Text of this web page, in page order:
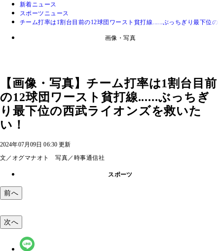
新着ニュース
スポーツニュース
チーム打率は1割台目前の12球団ワースト貧打線......ぶっちぎり最下位
画像・写真
【画像・写真】チーム打率は1割台目前
の12球団ワースト貧打線......ぶっちぎ
り最下位の西武ライオンズを救いた
い！
2024年07月09日 06:30 更新
文／オグマナオト 写真／時事通信社
スポーツ
前へ
次へ